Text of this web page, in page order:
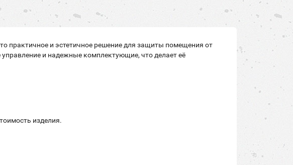
практичное и эстетичное решение для защиты помещения от
и надежные комплектующие, что делает её
изделия.